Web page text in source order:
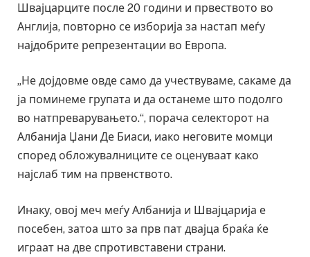
Швајцарците после 20 години и првеството во
Англија, повторно се изборија за настап меѓу
најдобрите репрезентации во Европа.
„Не дојдовме овде само да учествуваме, сакаме да
ја поминеме групата и да останеме што подолго
во натпреварувањето.“, порача селекторот на
Албанија Џани Де Биаси, иако неговите момци
според обложувалниците се оценуваат како
најслаб тим на првенството.
Инаку, овој меч меѓу Албанија и Швајцарија е
посебен, затоа што за прв пат двајца браќа ќе
играат на две спротивставени страни.